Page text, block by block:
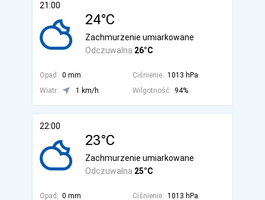
21:00
24°C
Odczuwalna 26°C
Zachmurzenie umiarkowane
Opad: 0 mm Ciśnienie: 1013 hPa
Wiatr:
1 km/h Wilgotność: 94%
22:00
23°C
Odczuwalna 25°C
Zachmurzenie umiarkowane
Opad: 0 mm Ciśnienie: 1013 hPa